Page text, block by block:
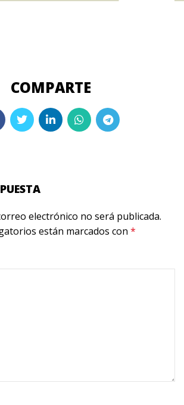
electrónico no será publicada.
están marcados con *